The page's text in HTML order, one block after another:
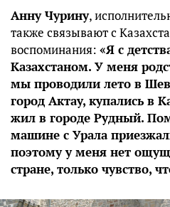
Анну Чурину,
также связывают с
воспоминания: «Я с
Казахстаном. У меня
мы проводили лето в
город Актау, купались в
жил в городе Рудный.
машине с Урала
поэтому у меня нет
стране, только чувство,